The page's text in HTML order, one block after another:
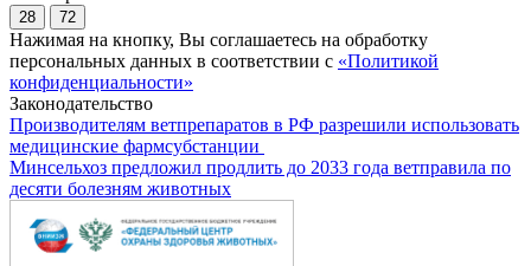
28 72
Нажимая на кнопку, Вы соглашаетесь на обработку
персональных данных в соответствии с «Политикой
конфиденциальности»
Законодательство
Производителям ветпрепаратов в РФ разрешили использовать
медицинские фармсубстанции
Минсельхоз предложил продлить до 2033 года ветправила по
десяти болезням животных